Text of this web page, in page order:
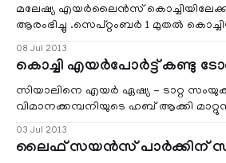
നഷ്ടം വരുത്തി വച്ചതായി
ടിവ
മലേഷ്യ എയര്‍ലൈന്‍സ്‌
ആരംഭിച്ചു .സെപ്റ്റംബര്‍ 1 മുതല്‍
കൊലാലംപൂരില്‍ നിന്ന് ആദ്യ വിമാനം
.സിംഗപ്പൂരില്‍ നിന്ന് കൊച്ചിയിലേക്ക്
എന്ന ഓഫര്‍ ഇതിനകം നിരവധിപേര്‍
കഴിഞ്ഞിരിക്കുന്നു .ഇരു വശത്തേക്കും
08 Jul 2013
കൊച്ചി എയര്‍പോര്‍ട്ട് കണ്ടു
സിയാലിനെ എയര്‍ ഏഷ്യ - ടാറ്റ
വിമാനക്കമ്പനിയുടെ ഹബ് ആക്കി
തുടങ്ങി. ഇതു സംബന്ധിച്ച് മുഖ്യമന്ത്രി
ടോണി ഫെര്‍ണാണ്ടസ് ചര്‍ച്ച നടത്തി.
കൊച്ചിഎയര്‍പോര്‍ട്ടിലെ സൗകര്യങ്ങള്‍
03 Jul 2013
ലൈഫ് സയന്‍സ് പാര്‍ക്കിന്